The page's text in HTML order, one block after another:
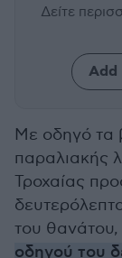
Δείτε
Add
Με οδηγό τα
παραλιακής
Τροχαίας
του θανάτου,
οδηγού του